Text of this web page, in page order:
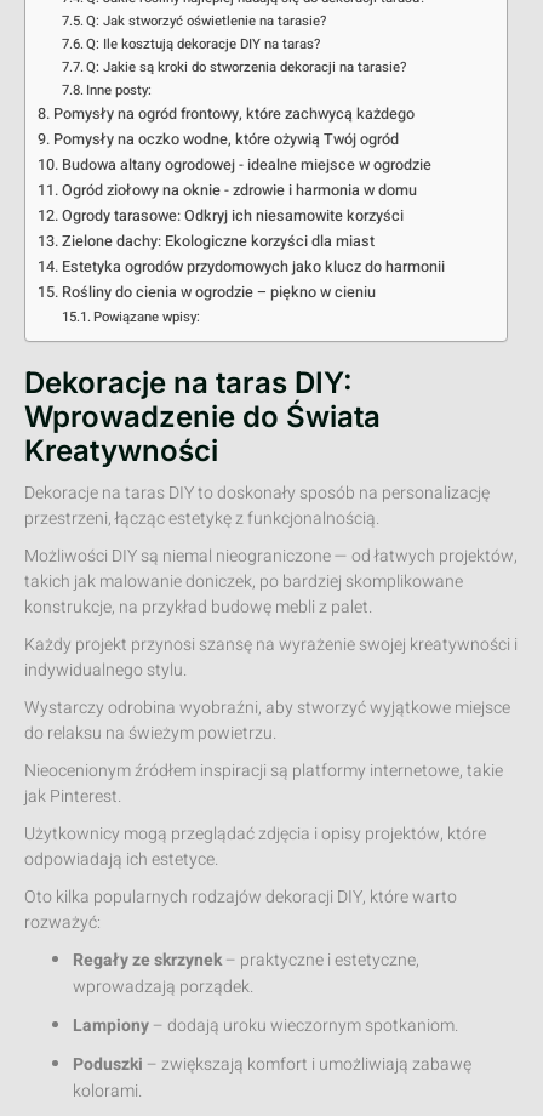
Q: Jak stworzyć oświetlenie na tarasie?
Q: Ile kosztują dekoracje DIY na taras?
Q: Jakie są kroki do stworzenia dekoracji na tarasie?
Inne posty:
Pomysły na ogród frontowy, które zachwycą każdego
Pomysły na oczko wodne, które ożywią Twój ogród
Budowa altany ogrodowej - idealne miejsce w ogrodzie
Ogród ziołowy na oknie - zdrowie i harmonia w domu
Ogrody tarasowe: Odkryj ich niesamowite korzyści
Zielone dachy: Ekologiczne korzyści dla miast
Estetyka ogrodów przydomowych jako klucz do harmonii
Rośliny do cienia w ogrodzie – piękno w cieniu
Powiązane wpisy:
Dekoracje na taras DIY:
Wprowadzenie do Świata
Kreatywności
Dekoracje na taras DIY to doskonały sposób na personalizację
przestrzeni, łącząc estetykę z funkcjonalnością.
Możliwości DIY są niemal nieograniczone — od łatwych projektów,
takich jak malowanie doniczek, po bardziej skomplikowane
konstrukcje, na przykład budowę mebli z palet.
Każdy projekt przynosi szansę na wyrażenie swojej kreatywności i
indywidualnego stylu.
Wystarczy odrobina wyobraźni, aby stworzyć wyjątkowe miejsce
do relaksu na świeżym powietrzu.
Nieocenionym źródłem inspiracji są platformy internetowe, takie
jak Pinterest.
Użytkownicy mogą przeglądać zdjęcia i opisy projektów, które
odpowiadają ich estetyce.
Oto kilka popularnych rodzajów dekoracji DIY, które warto
rozważyć:
Regały ze skrzynek– praktyczne i estetyczne,
wprowadzają porządek.
Lampiony– dodają uroku wieczornym spotkaniom.
Poduszki – zwiększają komfort i umożliwiają zabawę
kolorami.